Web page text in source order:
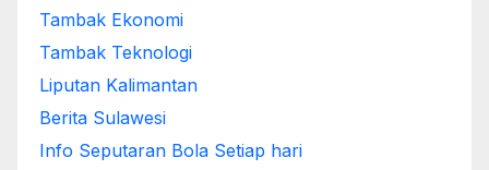
Tambak Ekonomi
Tambak Teknologi
Liputan Kalimantan
Berita Sulawesi
Info Seputaran Bola Setiap hari